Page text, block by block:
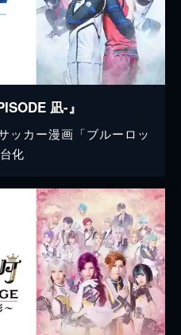
凪-』
ッカー漫画「ブルーロッ
化